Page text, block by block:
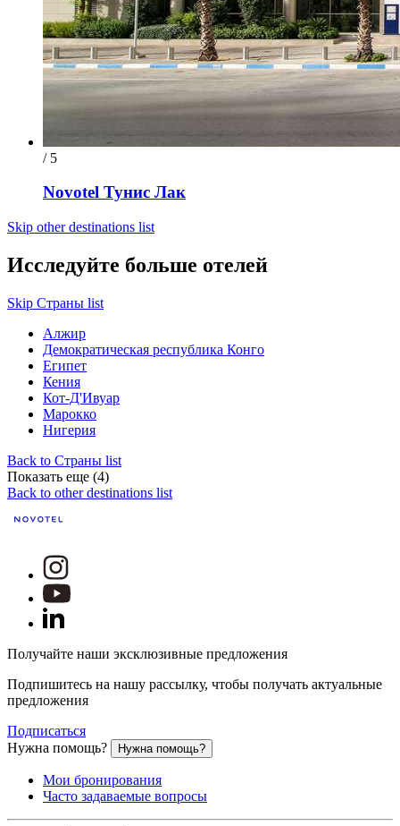
/ 5
Novotel Тунис Лак
Skip other destinations list
Исследуйте больше отелей
Skip Страны list
Алжир
Демократическая республика Конго
Египет
Кения
Кот-Д'Ивуар
Марокко
Нигерия
Back to Страны list
Показать еще (4)
Back to other destinations list
Получайте наши эксклюзивные предложения
Подпишитесь на нашу рассылку, чтобы получать актуальные
предложения
Подписаться
Нужна помощь?
Нужна помощь?
Мои бронирования
Часто задаваемые вопросы